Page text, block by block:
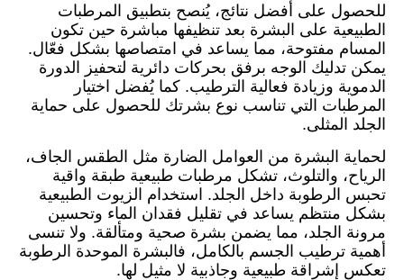
للحصول على أفضل نتائج، يُنصح بتطبيق المرطبات
الطبيعية على البشرة بعد تنظيفها مباشرة حين تكون
المسام مفتوحة، مما يساعد في امتصاصها بشكل فعّال.
يمكن تدليك الوجه برفق بحركات دائرية لتحفيز الدورة
الدموية وزيادة فعالية الترطيب. كما يُفضل اختيار
المرطبات التي تناسب نوع بشرتك للحصول على حماية
الجلد المثلى.
لحماية البشرة من العوامل الضارة مثل الطقس الجاف،
الرياح، والتلوث، تشكل مرطبات طبيعية طبقة واقية
تحبس الرطوبة داخل الجلد. استخدام الزيوت الطبيعية
بشكل منتظم يساعد في تقليل فقدان الماء وتحسين
مرونة الجلد، مما يضمن بشرة صحية ومتألقة. ولا تنسى
أهمية ترطيب الجسم بالكامل، فالبشرة الموحدة الرطوبة
تعكس إشراقة طبيعية وجاذبية لا مثيل لها.